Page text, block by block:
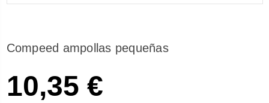
Compeed ampollas pequeñas
10,35 €